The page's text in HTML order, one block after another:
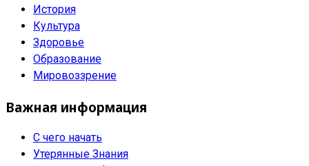
История
Культура
Здоровье
Образование
Мировоззрение
Важная информация
С чего начать
Утерянные Знания